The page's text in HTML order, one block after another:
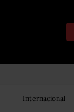
Internacional